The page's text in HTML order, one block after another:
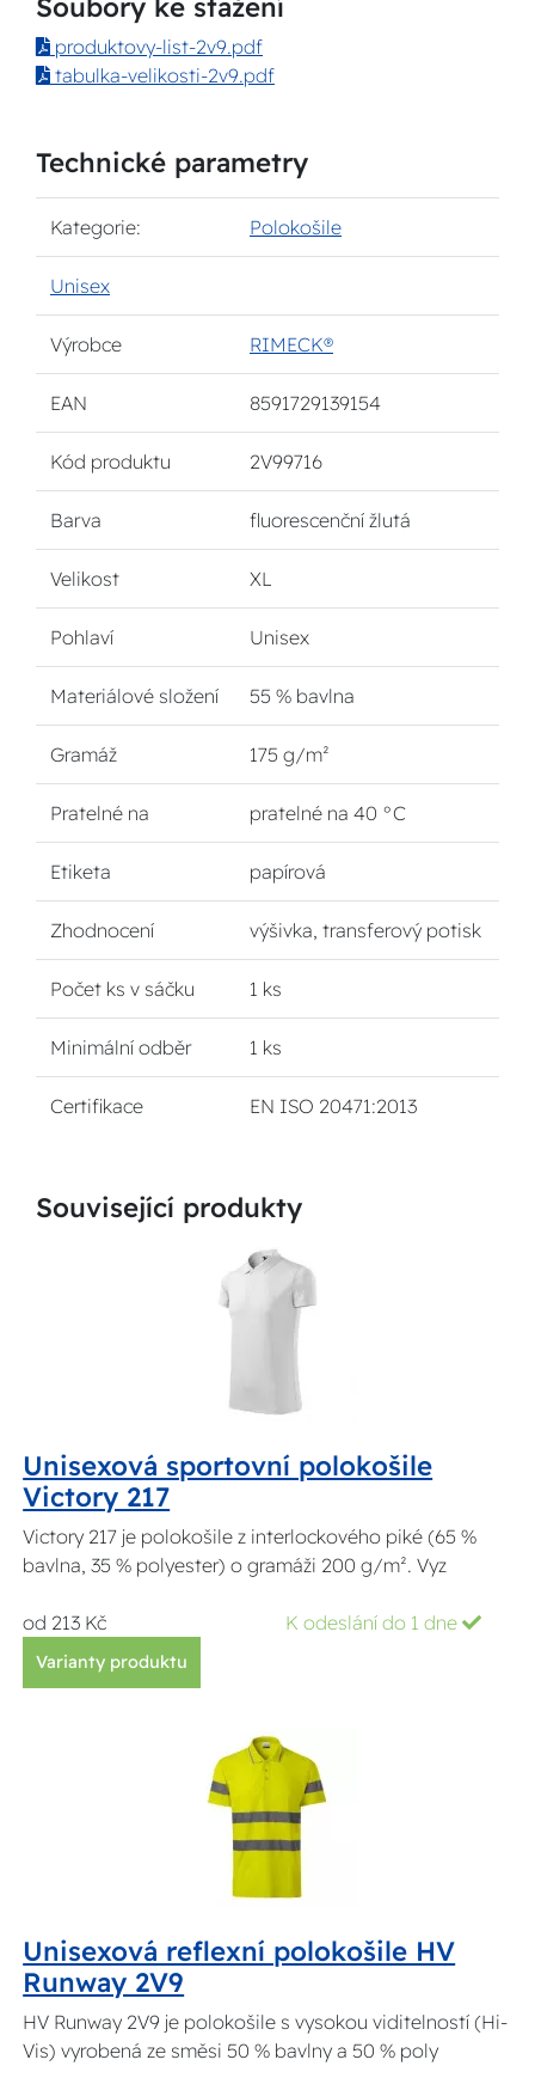
Soubory ke stažení
produktovy-list-2v9.pdf
tabulka-velikosti-2v9.pdf
Technické parametry
Kategorie: Polokošile
Unisex
Výrobce RIMECK®
EAN 8591729139154
Kód produktu 2V99716
Barva fluorescenční žlutá
Velikost XL
Pohlaví Unisex
Materiálové složení 55 % bavlna
Gramáž 175 g/m²
Pratelné na pratelné na 40 °C
Etiketa papírová
Zhodnocení výšivka, transferový potisk
Počet ks v sáčku 1 ks
Minimální odběr 1 ks
Certifikace EN ISO 20471:2013
Související produkty
Unisexová sportovní polokošile
Victory 217
Victory 217 je polokošile z interlockového piké (65 %
bavlna, 35 % polyester) o gramáži 200 g/m². Vyz
od 213 Kč K odeslání do 1 dne
Varianty produktu
Unisexová reflexní polokošile HV
Runway 2V9
HV Runway 2V9 je polokošile s vysokou viditelností (Hi-
Vis) vyrobená ze směsi 50 % bavlny a 50 % poly